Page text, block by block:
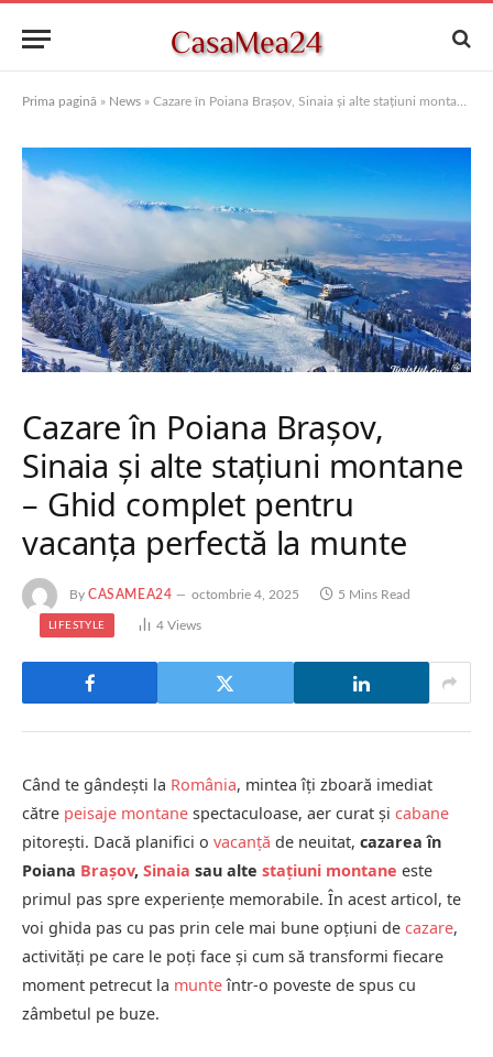
Prima pagină » News » Cazare în Poiana Brașov, Sinaia și alte stațiuni montane – Ghid complet pentru vacanța perfectă la munte
Cazare în Poiana Brașov,
Sinaia și alte stațiuni montane
– Ghid complet pentru
vacanța perfectă la munte
By CASAMEA24 octombrie 4, 2025 5 Mins Read
LIFESTYLE 4 Views
Când te gândești la România, mintea îți zboară imediat
către peisaje montane spectaculoase, aer curat și cabane
pitorești. Dacă planifici o vacanță de neuitat, cazarea în
Poiana Brașov, Sinaia sau alte stațiuni montane este
primul pas spre experiențe memorabile. În acest articol, te
voi ghida pas cu pas prin cele mai bune opțiuni de cazare,
activități pe care le poți face și cum să transformi fiecare
moment petrecut la munteîntr-o poveste de spus cu
zâmbetul pe buze.